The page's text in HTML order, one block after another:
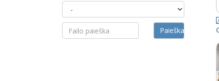
Paieška